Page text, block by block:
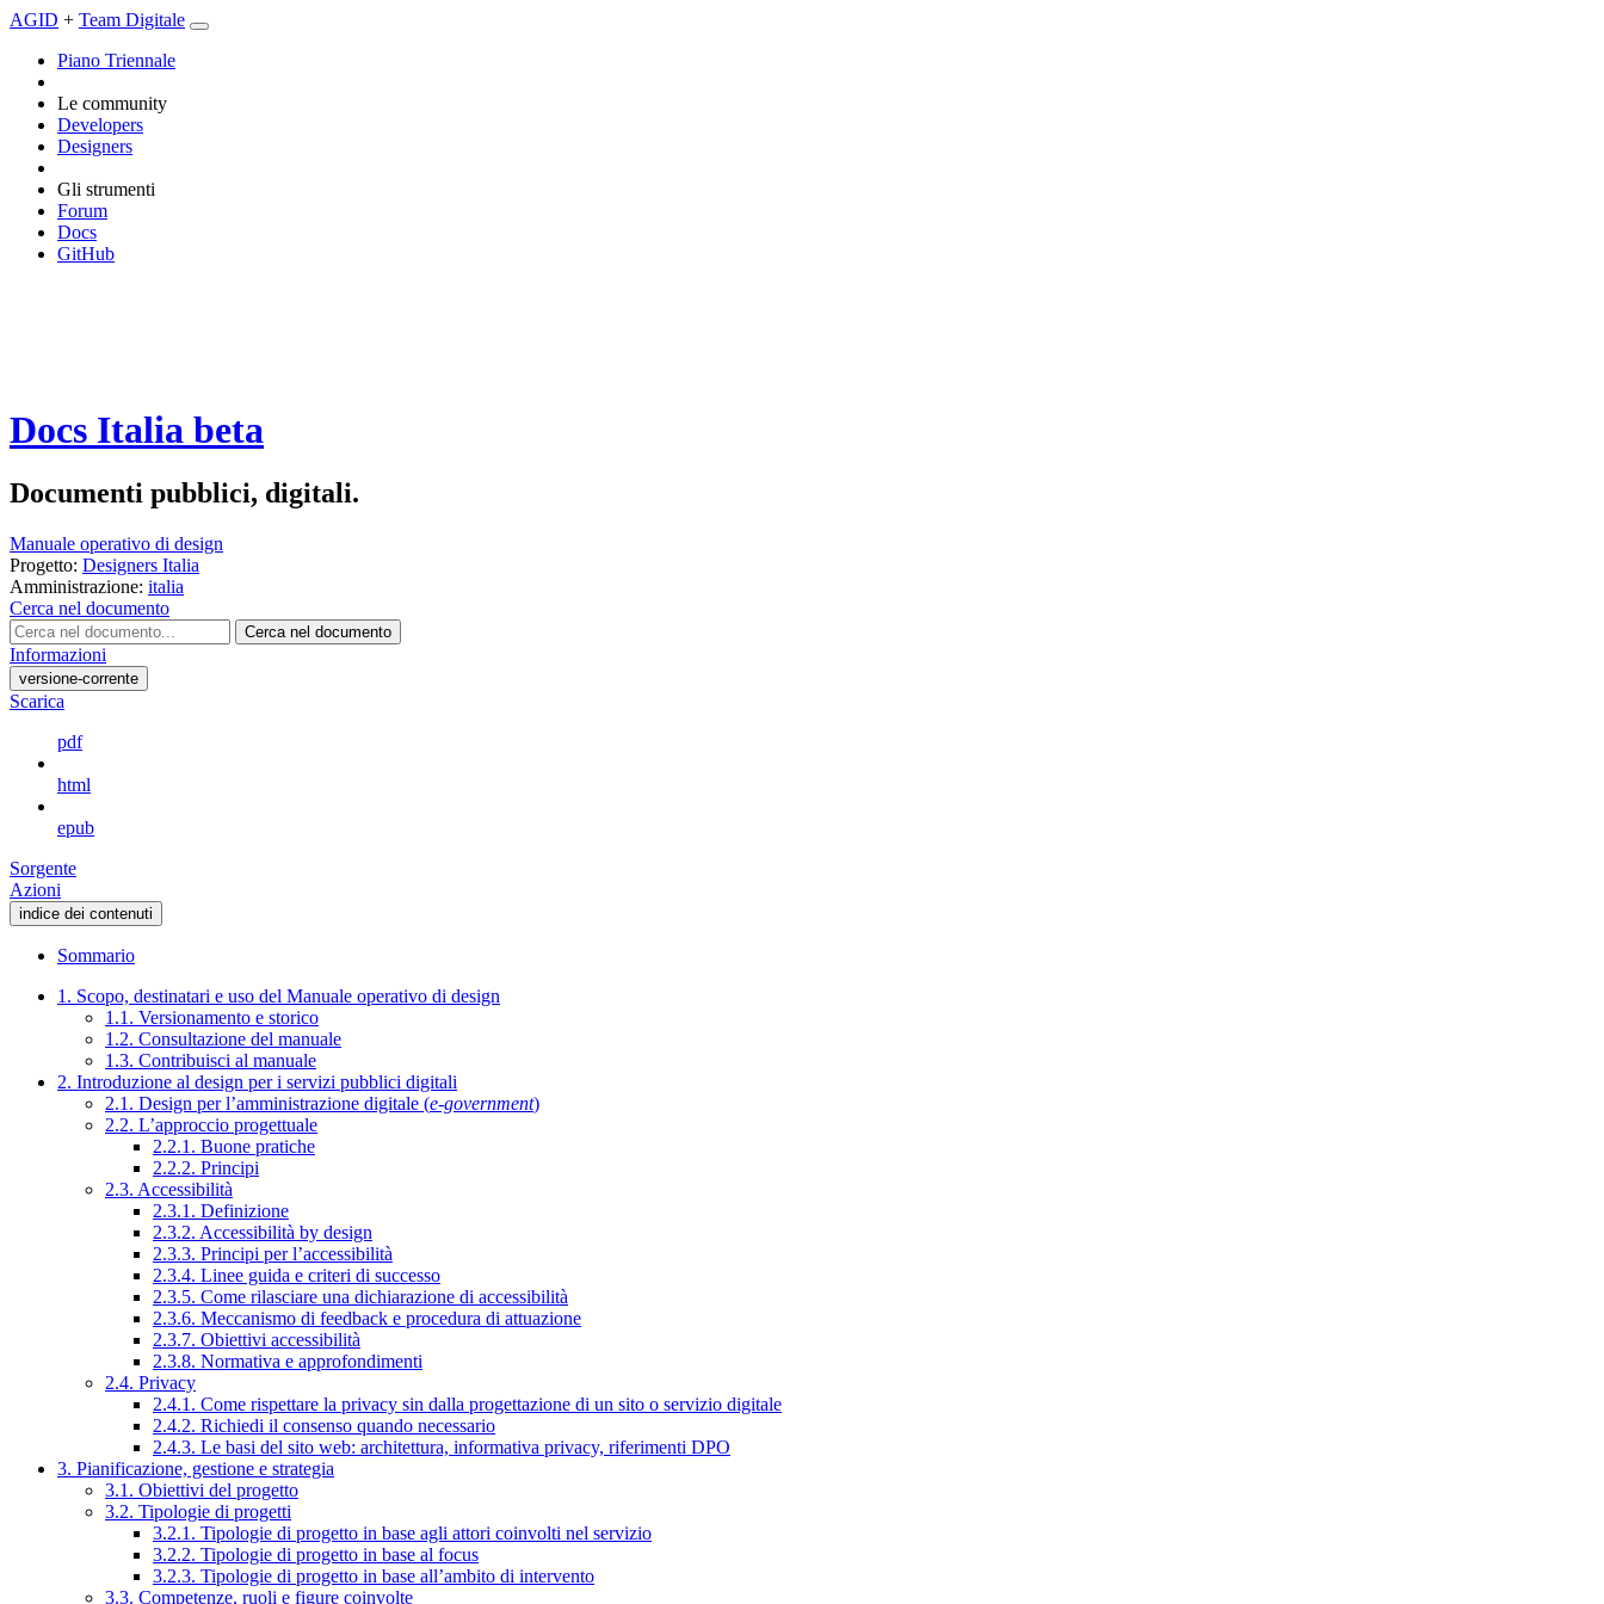
AGID + Team Digitale
Piano Triennale
Le community
Developers
Designers
Gli strumenti
Forum
Docs
GitHub
Docs Italia beta
Documenti pubblici, digitali.
Manuale operativo di design
Progetto: Designers Italia
Amministrazione: italia
Cerca nel documento
Cerca nel documento
Informazioni
versione-corrente
Scarica
pdf
html
epub
Sorgente
Azioni
indice dei contenuti
Sommario
1. Scopo, destinatari e uso del Manuale operativo di design
1.1. Versionamento e storico
1.2. Consultazione del manuale
1.3. Contribuisci al manuale
2. Introduzione al design per i servizi pubblici digitali
2.1. Design per l’amministrazione digitale (e-government)
2.2. L’approccio progettuale
2.2.1. Buone pratiche
2.2.2. Principi
2.3. Accessibilità
2.3.1. Definizione
2.3.2. Accessibilità by design
2.3.3. Principi per l’accessibilità
2.3.4. Linee guida e criteri di successo
2.3.5. Come rilasciare una dichiarazione di accessibilità
2.3.6. Meccanismo di feedback e procedura di attuazione
2.3.7. Obiettivi accessibilità
2.3.8. Normativa e approfondimenti
2.4. Privacy
2.4.1. Come rispettare la privacy sin dalla progettazione di un sito o servizio digitale
2.4.2. Richiedi il consenso quando necessario
2.4.3. Le basi del sito web: architettura, informativa privacy, riferimenti DPO
3. Pianificazione, gestione e strategia
3.1. Obiettivi del progetto
3.2. Tipologie di progetti
3.2.1. Tipologie di progetto in base agli attori coinvolti nel servizio
3.2.2. Tipologie di progetto in base al focus
3.2.3. Tipologie di progetto in base all’ambito di intervento
3.3. Competenze, ruoli e figure coinvolte